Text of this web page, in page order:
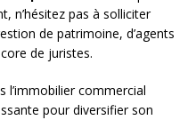
n’hésitez pas à solliciter
de patrimoine, d’agents
de juristes.
l’immobilier commercial
pour diversifier son